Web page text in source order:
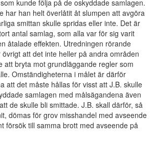
kunde följa på de oskyddade samlagen.
har han helt överlåtit åt slumpen att avgöra
smittan skulle spridas eller inte. Det är
antal samlag, som alla var för sig varit
åtalade effekten. Utredningen rörande
att det inte heller på andra områden
att bryta mot grundläggande regler som
Omständigheterna i målet är därför
att det måste hållas för visst att J.B. skulle
samlagen med målsägandena även
de skulle bli smittade. J.B. skall därför, så
dömas för grov misshandel med avseende
försök till samma brott med avseende på